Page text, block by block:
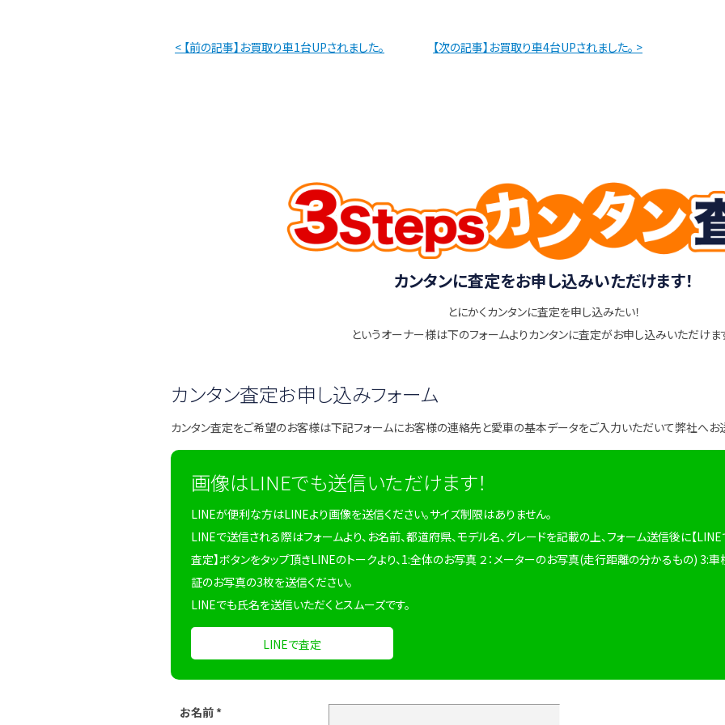
< 【前の記事】お買取り車1台UPされました。 【次の記事】お買取り車4台UPされました。 >
カンタンに査定をお申し込みいただけます！
とにかくカンタンに査定を申し込みたい！
というオーナー様は下のフォームよりカンタンに査定がお申し込みいただけま
カンタン査定お申し込みフォーム
カンタン査定をご希望のお客様は下記フォームにお客様の連絡先と愛車の基本データをご入力いただいて弊社へお
画像はLINEでも送信いただけます！
LINEが便利な方はLINEより画像を送信ください。サイズ制限はありません。
LINEで送信される際はフォームより、お名前、都道府県、モデル名、グレードを記載の上、フォーム送信後に【LINE
査定】ボタンをタップ頂きLINEのトークより、1:全体のお写真 ２：メーターのお写真(走行距離の分かるもの) 3:車
証のお写真の3枚を送信ください。
LINEでも氏名を送信いただくとスムーズです。
LINEで査定
お名前 *